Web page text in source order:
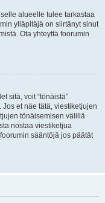
alueelle tulee tarkastaa
ylläpitäjä on siirtänyt sinut
Ota yhteyttä foorumin
sitä, voit “tönäistä”
et näe tätä, viestiketjujen
tönäisemisen välillä
nostaa viestiketjua
sääntöjä jos päätät